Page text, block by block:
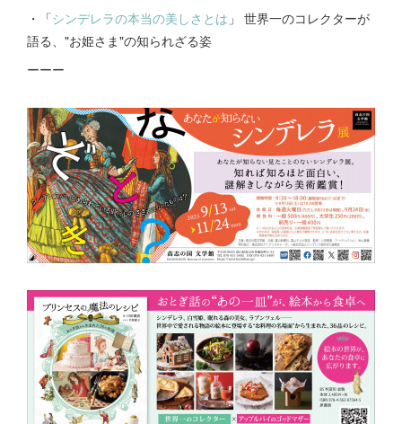
・「シンデレラの本当の美しさとは 」 世界一のコレクターが
語る、"お姫さま"の知られざる姿
ーーー